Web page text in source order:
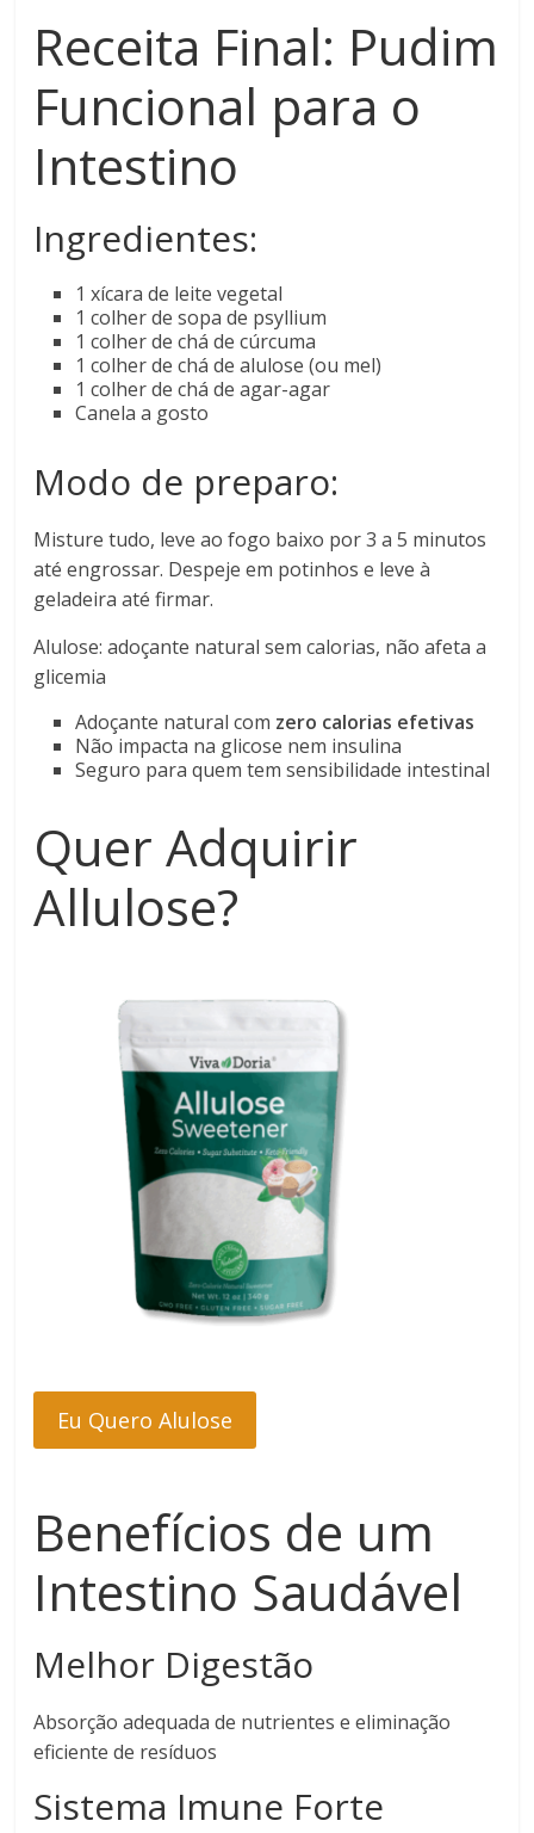
Receita Final: Pudim
Funcional para o
Intestino
Ingredientes:
1 xícara de leite vegetal
1 colher de sopa de psyllium
1 colher de chá de cúrcuma
1 colher de chá de alulose (ou mel)
1 colher de chá de agar-agar
Canela a gosto
Modo de preparo:
Misture tudo, leve ao fogo baixo por 3 a 5 minutos
até engrossar. Despeje em potinhos e leve à
geladeira até firmar.
Alulose: adoçante natural sem calorias, não afeta a
glicemia
Adoçante natural com zero calorias efetivas
Não impacta na glicose nem insulina
Seguro para quem tem sensibilidade intestinal
Quer Adquirir
Allulose?
Eu Quero Alulose
Benefícios de um
Intestino Saudável
Melhor Digestão
Absorção adequada de nutrientes e eliminação
eficiente de resíduos
Sistema Imune Forte